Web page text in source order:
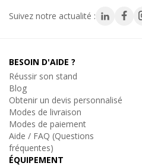
Suivez notre actualité :
BESOIN D'AIDE ?
Réussir son stand
Blog
Obtenir un devis personnalisé
Modes de livraison
Modes de paiement
Aide / FAQ (Questions
fréquentes)
ÉQUIPEMENT